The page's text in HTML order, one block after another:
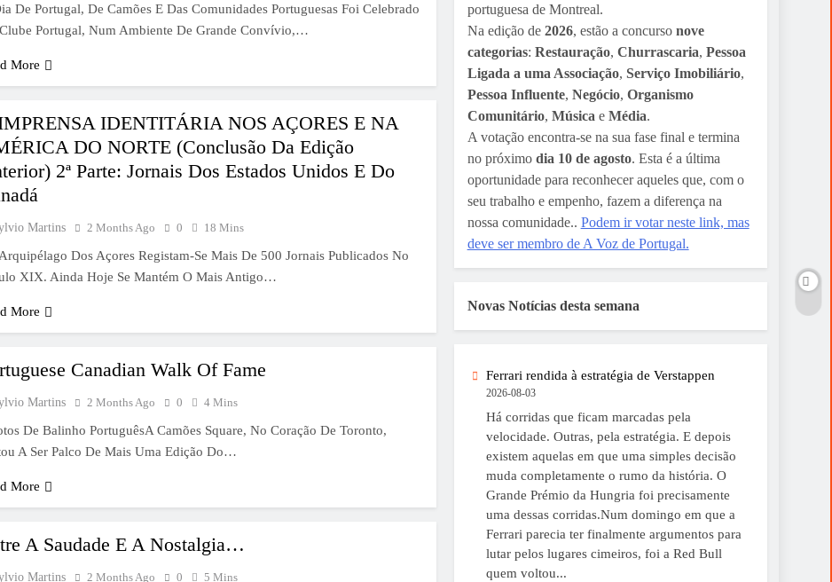
De Portugal, De Camões E Das Comunidades Portuguesas Foi Celebrado
Portugal, Num Ambiente De Grande Convívio,…
More
IDENTITÁRIA NOS AÇORES E NA
DO NORTE (conclusão Da Edição
2ª Parte: Jornais Dos Estados Unidos E Do
Martins 2 Months Ago 0 18 Mins
Dos Açores Registam-Se Mais De 500 Jornais Publicados No
XIX. Ainda Hoje Se Mantém O Mais Antigo…
More
Canadian Walk Of Fame
Martins 2 Months Ago 0 4 Mins
De Balinho PortuguêsA Camões Square, No Coração De Toronto,
A Ser Palco De Mais Uma Edição Do…
More
A Saudade E A Nostalgia…
Martins 2 Months Ago 0 5 Mins
portuguesa de Montreal.
Na edição de 2026, estão a concurso nove
categorias: Restauração, Churrascaria, Pessoa
Ligada a uma Associação, Serviço Imobiliário,
Pessoa Influente, Negócio, Organismo
Comunitário, Música e Média.
A votação encontra-se na sua fase final e termina
no próximo dia 10 de agosto. Esta é a última
oportunidade para reconhecer aqueles que, com o
seu trabalho e empenho, fazem a diferença na
nossa comunidade.. Podem ir votar neste link, mas
deve ser membro de A Voz de Portugal.
Novas Notícias desta semana
Ferrari rendida à estratégia de Verstappen
2026-08-03
Há corridas que ficam marcadas pela
velocidade. Outras, pela estratégia. E depois
existem aquelas em que uma simples decisão
muda completamente o rumo da história. O
Grande Prémio da Hungria foi precisamente
uma dessas corridas.Num domingo em que a
Ferrari parecia ter finalmente argumentos para
lutar pelos lugares cimeiros, foi a Red Bull
quem voltou...